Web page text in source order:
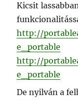
Kicsit
http://
e_portable
http://
e_portable
De nyilván a